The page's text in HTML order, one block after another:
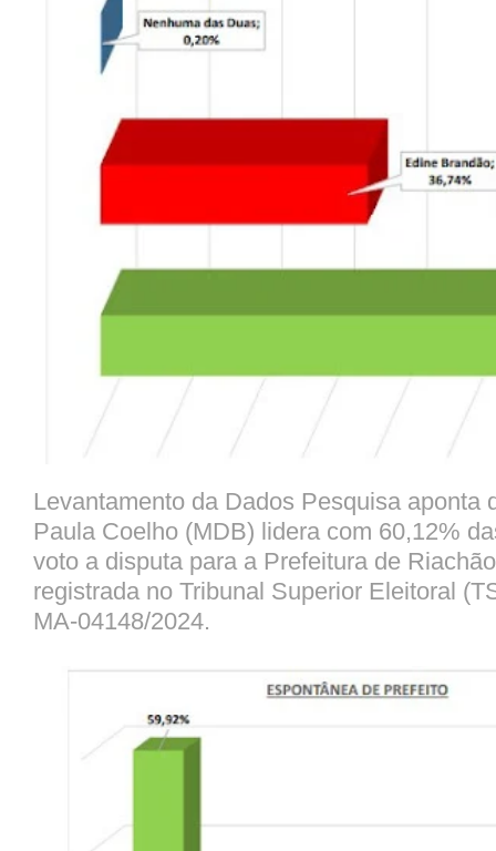
Levantamento da Dados Pesquisa aponta
Paula Coelho (MDB) lidera com 60,12%
voto a disputa para a Prefeitura de
registrada no Tribunal Superior Eleitoral
MA-04148/2024.